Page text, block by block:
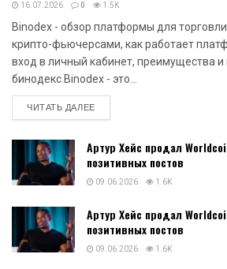
16.07.2026 0 1.5K
Binodex - обзор платформы для
крипто-фьючерсами, как работает
вход в личный кабинет, преимущества и
бинодекс Binodex - это...
ЧИТАТЬ ДАЛЕЕDETAILS
Артур Хейс продал
позитивных постов
09.06.2026 1.6K
Артур Хейс продал
позитивных постов
09.06.2026 1.6K